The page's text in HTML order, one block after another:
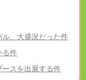
ル、大盛況だった件
る件
スを出展する件